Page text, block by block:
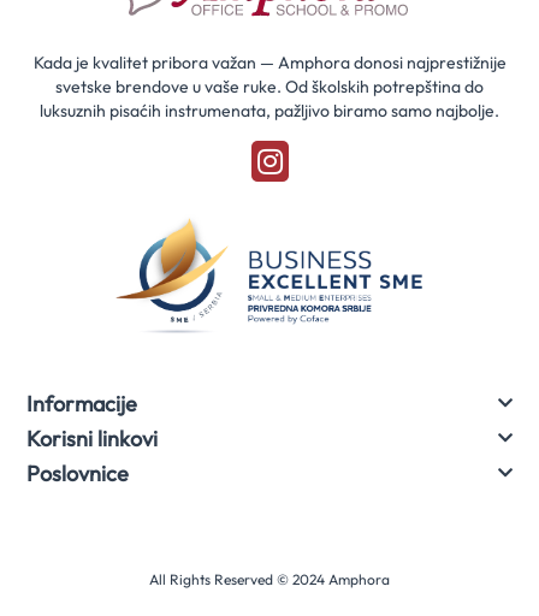
Kada je kvalitet pribora važan — Amphora donosi najprestižnije
svetske brendove u vaše ruke. Od školskih potrepština do
luksuznih pisaćih instrumenata, pažljivo biramo samo najbolje.
Informacije
Korisni linkovi
Poslovnice
All Rights Reserved © 2024 Amphora